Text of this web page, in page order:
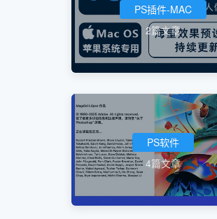
PS插件-MAC
2篇文章
PS软件
4篇文章